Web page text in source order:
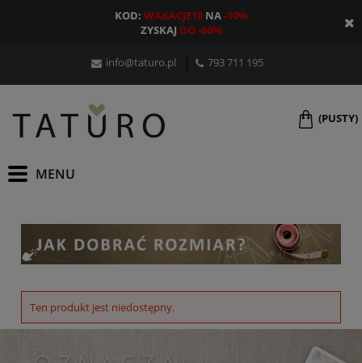
KOD: WAKACJE10 NA-10%
ZYSKAJ DO -60%
info@taturo.pl 793 711 195
(PUSTY)
Ten produkt jest niedostępny.